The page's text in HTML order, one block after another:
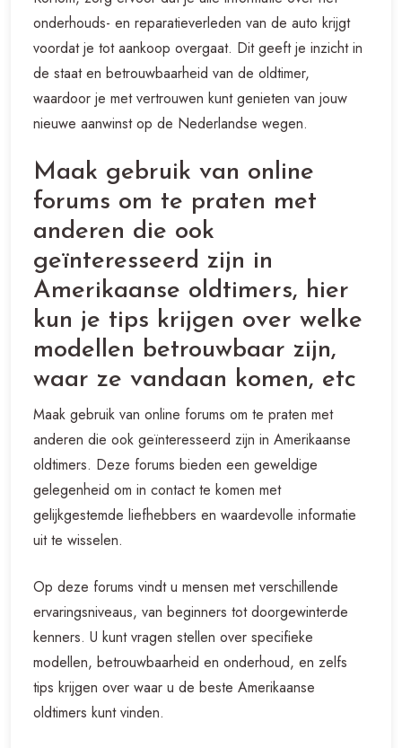
onderhouds- en reparatieverleden van de auto krijgt
voordat je tot aankoop overgaat. Dit geeft je inzicht in
de staat en betrouwbaarheid van de oldtimer,
waardoor je met vertrouwen kunt genieten van jouw
nieuwe aanwinst op de Nederlandse wegen.
Maak gebruik van online
forums om te praten met
anderen die ook
geïnteresseerd zijn in
Amerikaanse oldtimers, hier
kun je tips krijgen over welke
modellen betrouwbaar zijn,
waar ze vandaan komen, etc
Maak gebruik van online forums om te praten met
anderen die ook geïnteresseerd zijn in Amerikaanse
oldtimers. Deze forums bieden een geweldige
gelegenheid om in contact te komen met
gelijkgestemde liefhebbers en waardevolle informatie
uit te wisselen.
Op deze forums vindt u mensen met verschillende
ervaringsniveaus, van beginners tot doorgewinterde
kenners. U kunt vragen stellen over specifieke
modellen, betrouwbaarheid en onderhoud, en zelfs
tips krijgen over waar u de beste Amerikaanse
oldtimers kunt vinden.